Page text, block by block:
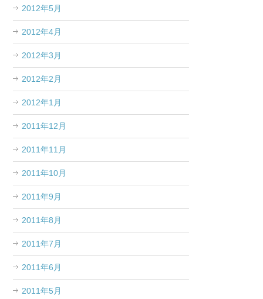
2012年5月
2012年4月
2012年3月
2012年2月
2012年1月
2011年12月
2011年11月
2011年10月
2011年9月
2011年8月
2011年7月
2011年6月
2011年5月